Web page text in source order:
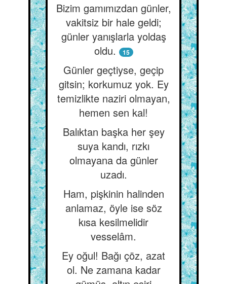
Bizim gamımızdan günler,
vakitsiz bir hale geldi;
günler yanışlarla yoldaş
oldu.
15
Günler geçtiyse, geçip
gitsin; korkumuz yok. Ey
temizlikte naziri olmayan,
hemen sen kal!
Balıktan başka her şey
suya kandı, rızkı
olmayana da günler
uzadı.
Ham, pişkinin halinden
anlamaz, öyle ise söz
kısa kesilmelidir
vesselâm.
Ey oğul! Bağı çöz, azat
ol. Ne zamana kadar